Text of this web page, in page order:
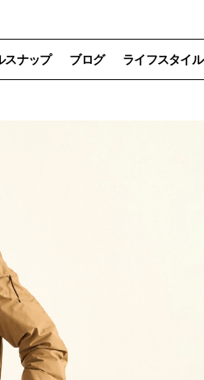
スナップ ブログ ライフスタイル